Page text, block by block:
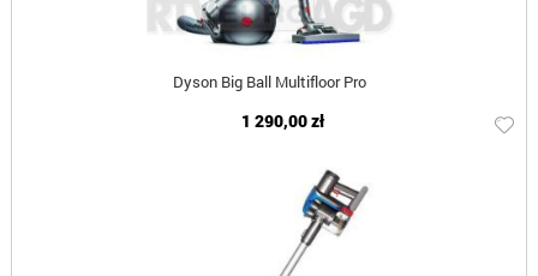
Dyson Big Ball Multifloor Pro
1 290,00 zł